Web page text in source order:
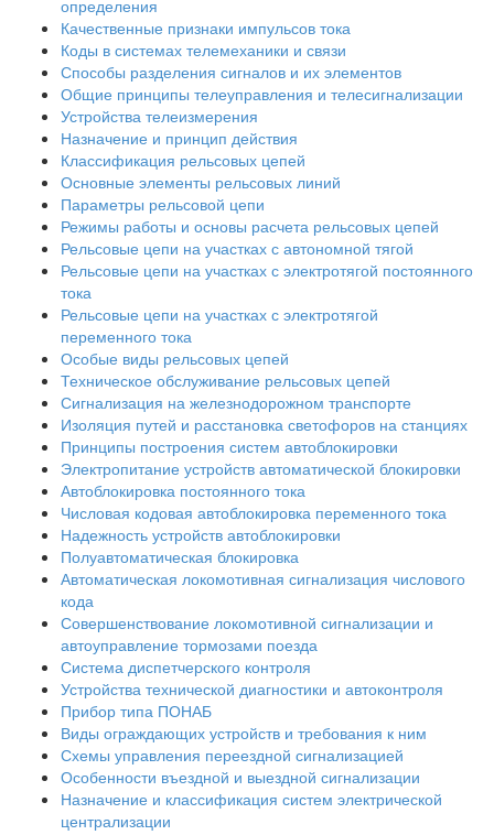
определения
Качественные признаки импульсов тока
Коды в системах телемеханики и связи
Способы разделения сигналов и их элементов
Общие принципы телеуправления и телесигнализации
Устройства телеизмерения
Назначение и принцип действия
Классификация рельсовых цепей
Основные элементы рельсовых линий
Параметры рельсовой цепи
Режимы работы и основы расчета рельсовых цепей
Рельсовые цепи на участках с автономной тягой
Рельсовые цепи на участках с электротягой постоянного
тока
Рельсовые цепи на участках с электротягой
переменного тока
Особые виды рельсовых цепей
Техническое обслуживание рельсовых цепей
Сигнализация на железнодорожном транспорте
Изоляция путей и расстановка светофоров на станциях
Принципы построения систем автоблокировки
Электропитание устройств автоматической блокировки
Автоблокировка постоянного тока
Числовая кодовая автоблокировка переменного тока
Надежность устройств автоблокировки
Полуавтоматическая блокировка
Автоматическая локомотивная сигнализация числового
кода
Совершенствование локомотивной сигнализации и
автоуправление тормозами поезда
Система диспетчерского контроля
Устройства технической диагностики и автоконтроля
Прибор типа ПОНАБ
Виды ограждающих устройств и требования к ним
Схемы управления переездной сигнализацией
Особенности въездной и выездной сигнализации
Назначение и классификация систем электрической
централизации